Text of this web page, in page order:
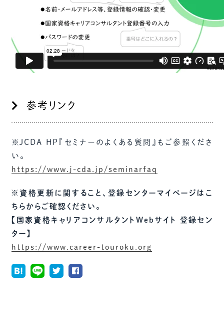
参考リンク
※JCDA HP『セミナーのよくある質問』もご参照くださ
い。
https://www.j-cda.jp/seminarfaq
※資格更新に関すること、登録センターマイページはこ
ちらからご確認ください。
【国家資格キャリアコンサルタントWebサイト 登録セン
ター】
https://www.career-touroku.org